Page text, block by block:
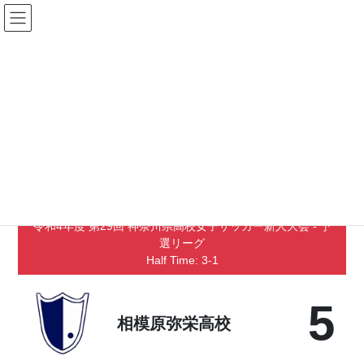
コ
ン
ナ
ビ
令和4年度 第29回 神奈川県高校女子サッカー新人大会 - 予
選リーグ
Half Time: 3-1
相模原弥栄高校 5